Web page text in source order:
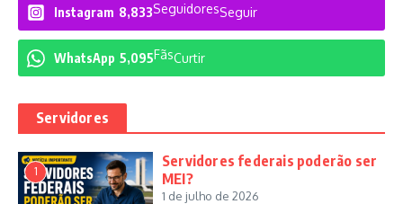
Instagram 8,833SeguidoresSeguir
WhatsApp 5,095FãsCurtir
Servidores
1
Servidores federais poderão ser
MEI?
1 de julho de 2026